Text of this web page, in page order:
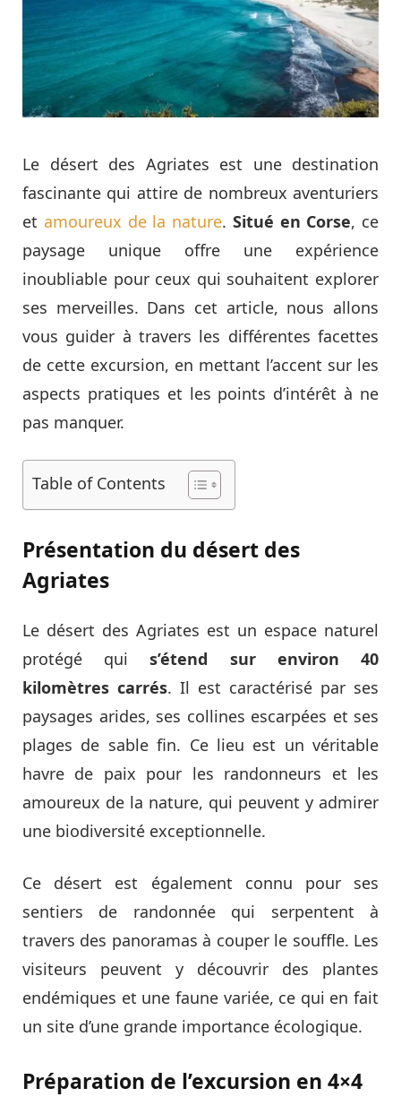
Le désert des Agriates est une destination
fascinante qui attire de nombreux aventuriers
et amoureux de la nature. Situé en Corse, ce
paysage unique offre une expérience
inoubliable pour ceux qui souhaitent explorer
ses merveilles. Dans cet article, nous allons
vous guider à travers les différentes facettes
de cette excursion, en mettant l’accent sur les
aspects pratiques et les points d’intérêt à ne
pas manquer.
Table of Contents
Présentation du désert des
Agriates
Le désert des Agriates est un espace naturel
protégé quis’étend sur environ 40
kilomètres carrés. Il est caractérisé par ses
paysages arides, ses collines escarpées et ses
plages de sable fin. Ce lieu est un véritable
havre de paix pour les randonneurs et les
amoureux de la nature, qui peuvent y admirer
une biodiversité exceptionnelle.
Ce désert est également connu pour ses
sentiers de randonnée qui serpentent à
travers des panoramas à couper le souffle. Les
visiteurs peuvent y découvrir des plantes
endémiques et une faune variée, ce qui en fait
un site d’une grande importance écologique.
Préparation de l’excursion en 4×4